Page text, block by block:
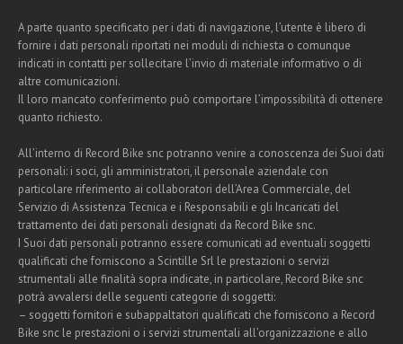
A parte quanto specificato per i dati di navigazione, l’utente è libero di
fornire i dati personali riportati nei moduli di richiesta o comunque
indicati in contatti per sollecitare l’invio di materiale informativo o di
altre comunicazioni.
Il loro mancato conferimento può comportare l’impossibilità di ottenere
quanto richiesto.
All’interno di Record Bike snc potranno venire a conoscenza dei Suoi dati
personali: i soci, gli amministratori, il personale aziendale con
particolare riferimento ai collaboratori dell’Area Commerciale, del
Servizio di Assistenza Tecnica e i Responsabili e gli Incaricati del
trattamento dei dati personali designati da Record Bike snc.
I Suoi dati personali potranno essere comunicati ad eventuali soggetti
qualificati che forniscono a Scintille Srl le prestazioni o servizi
strumentali alle finalità sopra indicate, in particolare, Record Bike snc
potrà avvalersi delle seguenti categorie di soggetti:
– soggetti fornitori e subappaltatori qualificati che forniscono a Record
Bike snc le prestazioni o i servizi strumentali all’organizzazione e allo